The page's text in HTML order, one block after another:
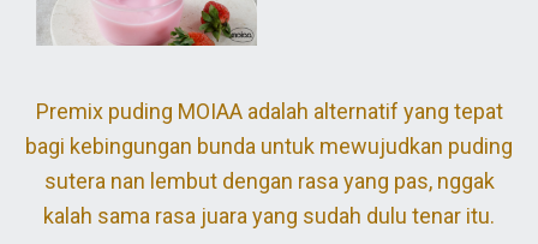
Premix puding MOIAA adalah alternatif yang tepat
bagi kebingungan bunda untuk mewujudkan puding
sutera nan lembut dengan rasa yang pas, nggak
kalah sama rasa juara yang sudah dulu tenar itu.